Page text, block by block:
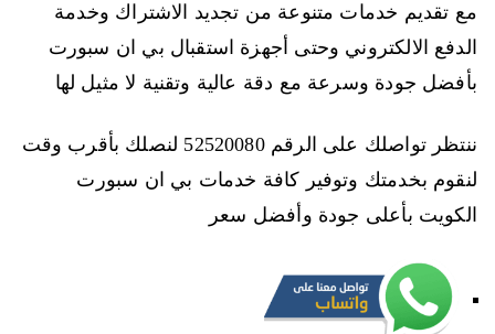
مع تقديم خدمات متنوعة من تجديد الاشتراك وخدمة
الدفع الالكتروني وحتى أجهزة استقبال بي ان سبورت
بأفضل جودة وسرعة مع دقة عالية وتقنية لا مثيل لها
ننتظر تواصلك على الرقم 52520080 لنصلك بأقرب وقت
لنقوم بخدمتك وتوفير كافة خدمات بي ان سبورت
الكويت بأعلى جودة وأفضل سعر